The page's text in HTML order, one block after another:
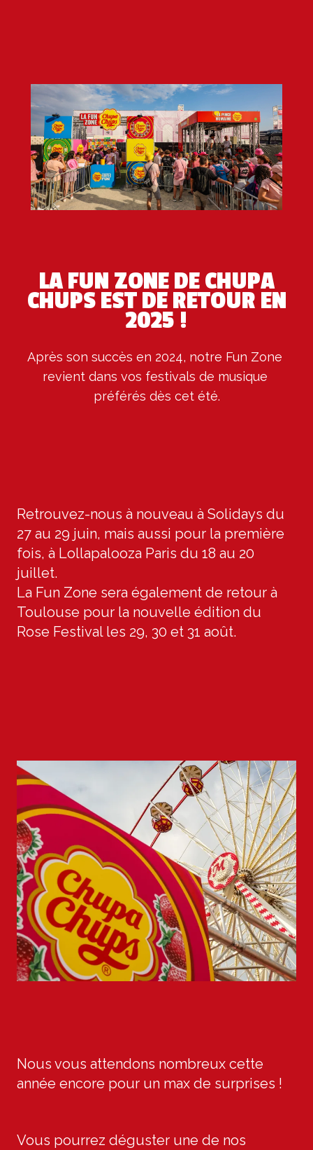
LA FUN ZONE DE CHUPA
CHUPS EST DE RETOUR EN
2025 !
Après son succès en 2024, notre Fun Zone
revient dans vos festivals de musique
préférés dès cet été.
Retrouvez-nous à nouveau à Solidays du
27 au 29 juin, mais aussi pour la première
fois, à Lollapalooza Paris du 18 au 20
juillet.
La Fun Zone sera également de retour à
Toulouse pour la nouvelle édition du
Rose Festival les 29, 30 et 31 août.
Nous vous attendons nombreux cette
année encore pour un max de surprises !
Vous pourrez déguster une de nos